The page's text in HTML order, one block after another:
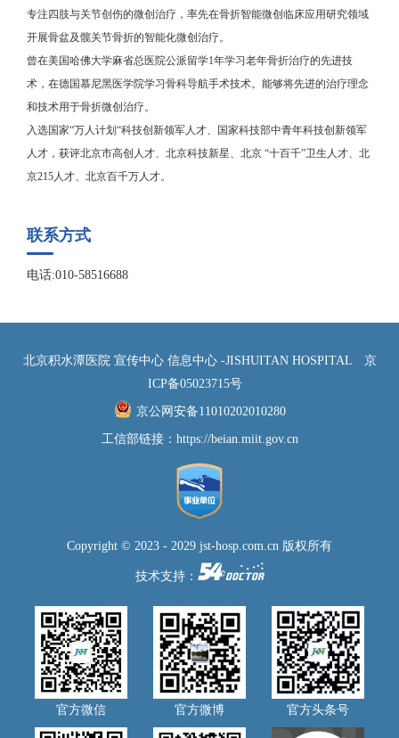
专注四肢与关节创伤的微创治疗，率先在骨折智能微创临床应用研究领域
开展骨盆及髋关节骨折的智能化微创治疗。
曾在美国哈佛大学麻省总医院公派留学1年学习老年骨折治疗的先进技
术，在德国慕尼黑医学院学习骨科导航手术技术。能够将先进的治疗理念
和技术用于骨折微创治疗。
入选国家“万人计划“科技创新领军人才、国家科技部中青年科技创新领军
人才，获评北京市高创人才、北京科技新星、北京 “十百千”卫生人才、北
京215人才、北京百千万人才。
联系方式
电话:010-58516688
北京积水潭医院 宣传中心 信息中心 -JISHUITAN HOSPITAL
京
ICP备05023715号
京公网安备11010202010280
工信部链接： https://beian.miit.gov.cn
Copyright © 2023 - 2029 jst-hosp.com.cn 版权所有
技术支持：
官方微信 官方微博 官方头条号